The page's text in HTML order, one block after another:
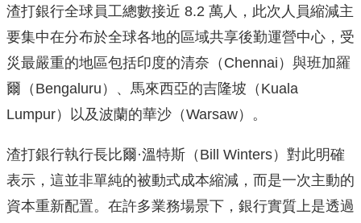
渣打銀行全球員工總數接近 8.2 萬人，此次人員縮減主
要集中在分布於全球各地的區域共享後勤運營中心，受
災最嚴重的地區包括印度的清奈（Chennai）與班加羅
爾（Bengaluru）、馬來西亞的吉隆坡（Kuala
Lumpur）以及波蘭的華沙（Warsaw）。
渣打銀行執行長比爾·溫特斯（Bill Winters）對此明確
表示，這並非單純的被動式成本縮減，而是一次主動的
資本重新配置。在許多業務場景下，銀行實質上是透過